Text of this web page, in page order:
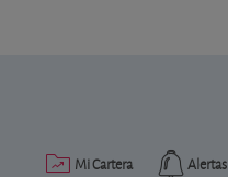
Alertas
Mi Cartera